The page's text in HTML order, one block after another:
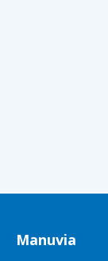
Manuvia